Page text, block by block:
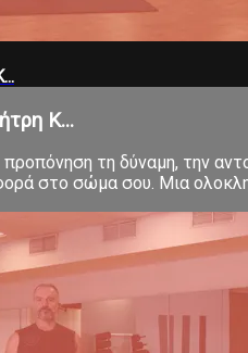
Κ...
τη δύναμη, την
στο σώμα σου. Μια